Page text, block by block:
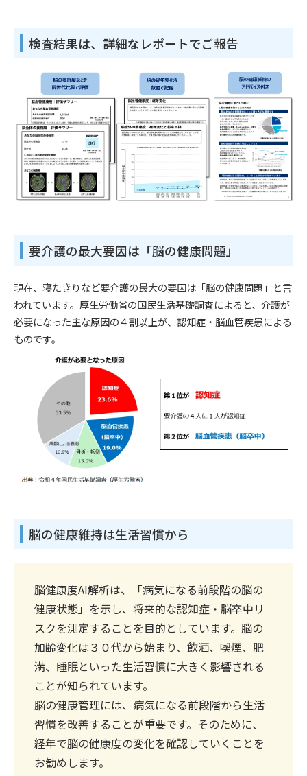
検査結果は、詳細なレポートでご報告
要介護の最大要因は「脳の健康問題」
現在、寝たきりなど要介護の最大の要因は「脳の健康問題」と言
われています。厚生労働省の国民生活基礎調査によると、介護が
必要になった主な原因の４割以上が、認知症・脳血管疾患による
ものです。
脳の健康維持は生活習慣から
脳健康度AI解析は、「病気になる前段階の脳の
健康状態」を示し、将来的な認知症・脳卒中リ
スクを測定することを目的としています。脳の
加齢変化は３０代から始まり、飲酒、喫煙、肥
満、睡眠といった生活習慣に大きく影響される
ことが知られています。
脳の健康管理には、病気になる前段階から生活
習慣を改善することが重要です。そのために、
経年で脳の健康度の変化を確認していくことを
お勧めします。